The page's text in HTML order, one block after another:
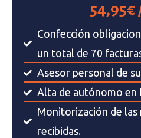
54,95€
Confección
un total de 70
Asesor personal de
Alta de autónomo en
Monitorización de
recibidas.